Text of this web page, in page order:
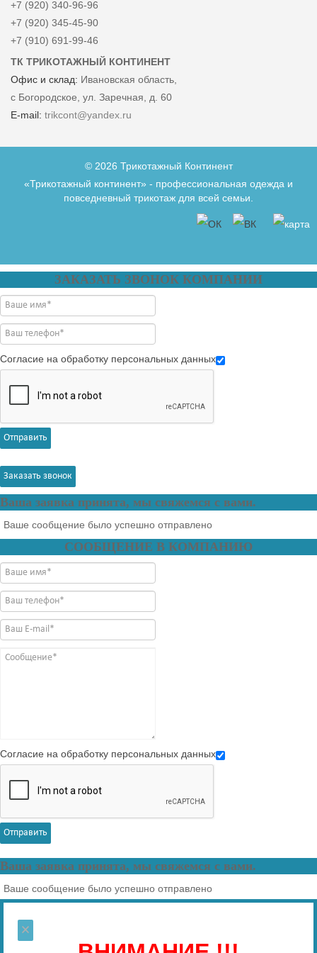
+7 (920) 340-96-96
+7 (920) 345-45-90
+7 (910) 691-99-46
ТК ТРИКОТАЖНЫЙ КОНТИНЕНТ
Офис и склад: Ивановская область,
с Богородское, ул. Заречная, д. 60
E-mail: trikcont@yandex.ru
© 2026 Трикотажный Континент
«Трикотажный континент» - профессиональная одежда и
повседневный трикотаж для всей семьи.
ЗАКАЗАТЬ ЗВОНОК КОМПАНИИ
Согласие на обработку персональных данных
Отправить
Заказать звонок
Ваша заявка принята, мы свяжемся с вами.
Ваше сообщение было успешно отправлено
СООБЩЕНИЕ В КОМПАНИЮ
Согласие на обработку персональных данных
Отправить
Ваша заявка принята, мы свяжемся с вами.
Ваше сообщение было успешно отправлено
×